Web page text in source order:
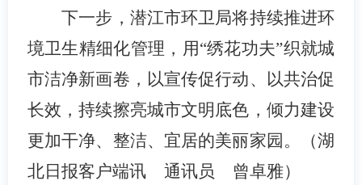
下一步，潜江市环卫局将持续推进环
境卫生精细化管理，用“绣花功夫”织就城
市洁净新画卷，以宣传促行动、以共治促
长效，持续擦亮城市文明底色，倾力建设
更加干净、整洁、宜居的美丽家园。（湖
北日报客户端讯 通讯员 曾卓雅）